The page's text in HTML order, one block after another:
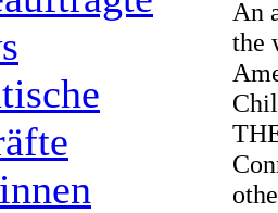
An
the